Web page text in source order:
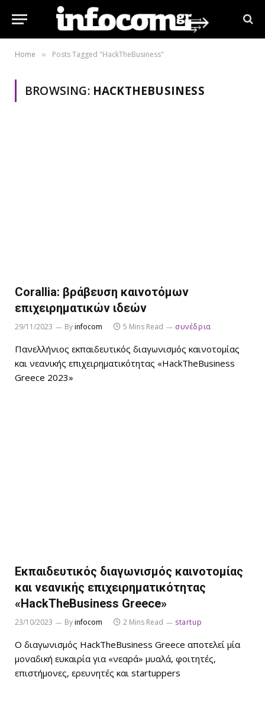
Home » Posts Tagged "HackTheBusiness"
BROWSING: HACKTHEBUSINESS
Corallia: βράβευση καινοτόμων
επιχειρηματικών ιδεών
29/11/2023 Byinfocom 5 Mins Read συνέδρια
Πανελλήνιος εκπαιδευτικός διαγωνισμός καινοτομίας
και νεανικής επιχειρηματικότητας «HackTheBusiness
Greece 2023»
Εκπαιδευτικός διαγωνισμός καινοτομίας
και νεανικής επιχειρηματικότητας
«HackTheBusiness Greece»
23/10/2023 Byinfocom 2 Mins Read startup
Ο διαγωνισμός HackTheBusiness Greece αποτελεί μία
μοναδική ευκαιρία για «νεαρά» μυαλά, φοιτητές,
επιστήμονες, ερευνητές και startuppers